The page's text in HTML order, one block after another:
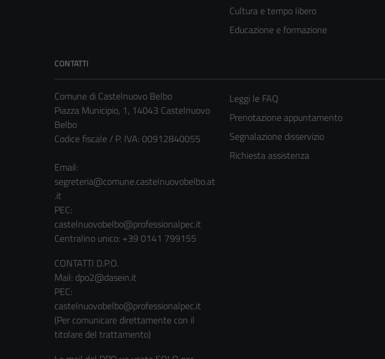
Cultura e tempo libero
Educazione e formazione
CONTATTI
Comune di Castelnuovo Belbo
Piazza Municipio, 1, 14043 Castelnuovo
Belbo
Codice fiscale / P. IVA: 00912840055
Email:
segreteria@comune.castelnuovobelbo.at
.it
PEC:
castelnuovobelbo@professionalpec.it
Centralino unico: +39 0141 799155
CONTATTI D.P.O.
Mail: dpo2@dasein.it
PEC:
castelnuovobelbo@professionalpec.it
(Per comunicare direttamente con il
titolare del trattamento)
Leggi le FAQ
Prenotazione appuntamento
Segnalazione disservizio
Richiesta assistenza